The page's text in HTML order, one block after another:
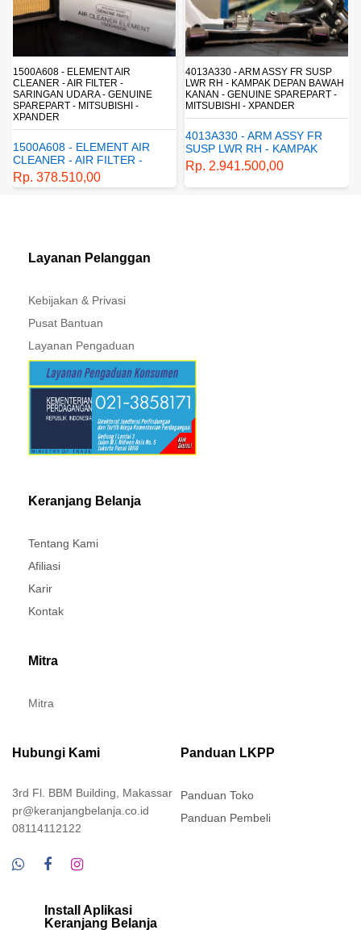
4013A330 - ARM ASSY FR SUSP
LWR RH - KAMPAK DEPAN BAWAH
KANAN - GENUINE SPAREPART -
MITSUBISHI - XPANDER
SUSP LWR RH - KAMPAK
DEPAN BAWAH KANAN -
GENUINE SPAREPART -
MITSUBISHI - XPANDER
Rp. 2.941.500,00
4162A413 - SHOCK ABSORBER RR
SUSP - SUSPENSI BELAKANG -
SHOCKBREAKER BELAKANG -
GENUINE SPAREPART -
MITSUBISHI - XPANDER
4162A413 - SHOCK
ABSORBER RR SUSP -
SUSPENSI BELAKANG -
SHOCKBREAKER BELAKANG
Rp. 1.198.800,00
Layanan Pelanggan
Kebijakan & Privasi
Pusat Bantuan
Layanan Pengaduan
Keranjang Belanja
Tentang Kami
Afiliasi
Karir
Kontak
Mitra
Mitra
Hubungi Kami
3rd Fl. BBM Building, Makassar
pr@keranjangbelanja.co.id
08114112122
Panduan LKPP
Panduan Toko
Panduan Pembeli
Install Aplikasi
Keranjang Belanja